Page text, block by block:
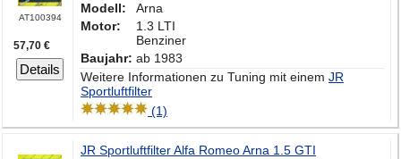
AT100394
57,70 €
Details
Modell:
Arna
Motor:
1.3 LTI
Benziner
Baujahr: ab 1983
Weitere Informationen zu Tuning mit einem JR
Sportluftfilter
(1)
JR Sportluftfilter Alfa Romeo Arna 1.5 GTI